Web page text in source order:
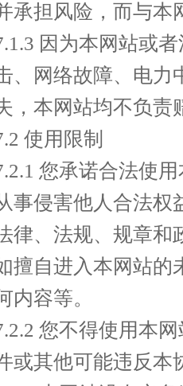
承担风险，而与本
因为本网站或
、网络故障、电力
，本网站均不负责
使用限制
您承诺合法使
事侵害他人合法权
律、法规、规章和
擅自进入本网站的
内容等。
您不得使用本
或其他可能违反本